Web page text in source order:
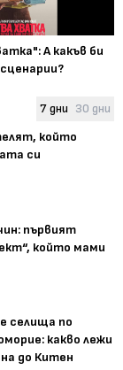
А какъв би
7 дни 30 дни
който
си
първият
който мами
селища по
какво лежи
до Китен